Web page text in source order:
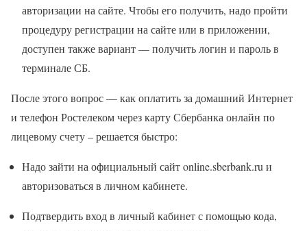
авторизации на сайте. Чтобы его получить, надо пройти
процедуру регистрации на сайте или в приложении,
доступен также вариант — получить логин и пароль в
терминале СБ.
После этого вопрос — как оплатить за домашний Интернет
и телефон Ростелеком через карту Сбербанка онлайн по
лицевому счету – решается быстро:
Надо зайти на официальный сайт online.sberbank.ru и
авторизоваться в личном кабинете.
Подтвердить вход в личный кабинет с помощью кода,